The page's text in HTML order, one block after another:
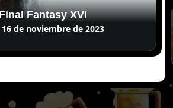
Fantasy XVI
16 de noviembre de 2023